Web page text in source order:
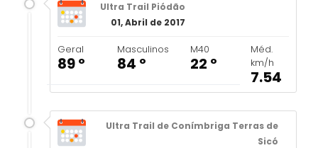
Ultra Trail Piódão
01, Abril de 2017
Geral
89 º
Masculinos
84 º
M40
22 º
Méd.
km/h
7.54
Ultra Trail de Conímbriga Terras de
Sicó